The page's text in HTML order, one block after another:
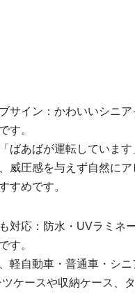
サイン：かわいいシニ
す。
ばあばが運転していま
威圧感を与えず自然に
すめです。
対応：防水・UVラミネ
す。
軽自動車・普通車・シ
ケースや収納ケース、